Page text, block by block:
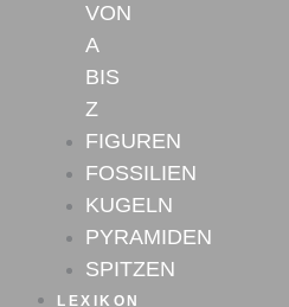
VON
A
BIS
Z
FIGUREN
FOSSILIEN
KUGELN
PYRAMIDEN
SPITZEN
LEXIKON